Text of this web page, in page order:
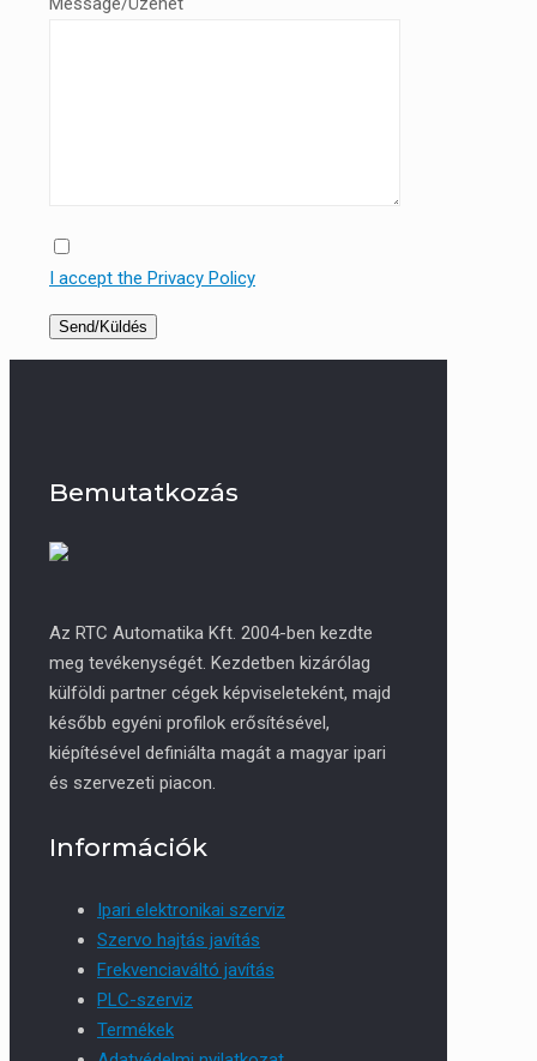
I accept the Privacy Policy
Bemutatkozás
Az RTC Automatika Kft. 2004-ben kezdte
meg tevékenységét. Kezdetben kizárólag
külföldi partner cégek képviseleteként, majd
később egyéni profilok erősítésével,
kiépítésével definiálta magát a magyar ipari
és szervezeti piacon.
Információk
Ipari elektronikai szerviz
Szervo hajtás javítás
Frekvenciaváltó javítás
PLC-szerviz
Termékek